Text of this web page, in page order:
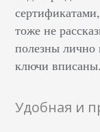
тоже не
полезны лично
ключи вписаны.
Удобная и